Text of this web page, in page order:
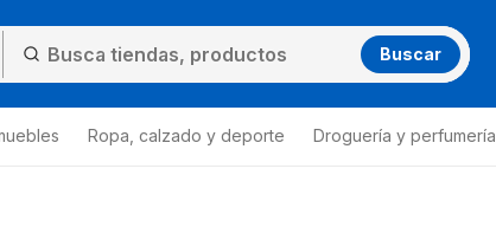
Buscar
Ropa, calzado y deporte Droguería y perfumería